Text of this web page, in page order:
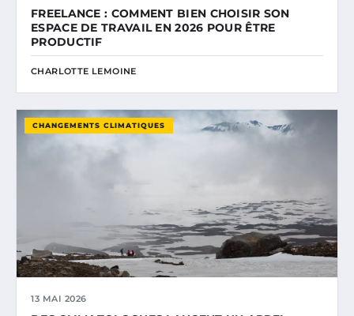
FREELANCE : COMMENT BIEN CHOISIR SON
ESPACE DE TRAVAIL EN 2026 POUR ÊTRE
PRODUCTIF
CHARLOTTE LEMOINE
CHANGEMENTS CLIMATIQUES
13 MAI 2026